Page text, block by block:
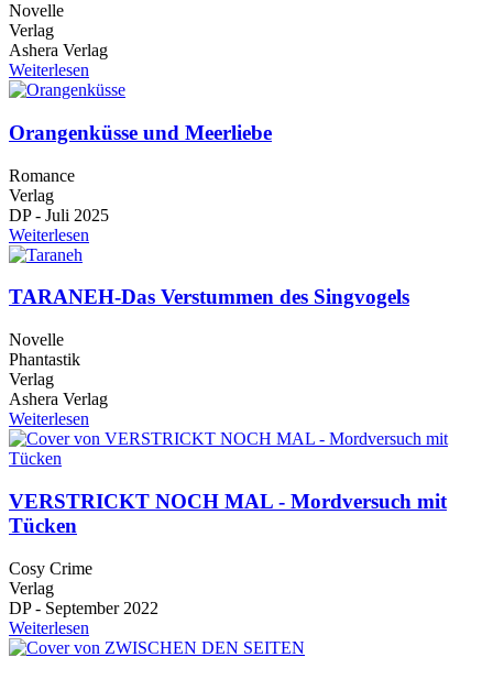
Novelle
Verlag
Ashera Verlag
Weiterlesen
Orangenküsse und Meerliebe
Romance
Verlag
DP - Juli 2025
Weiterlesen
TARANEH-Das Verstummen des Singvogels
Novelle
Phantastik
Verlag
Ashera Verlag
Weiterlesen
VERSTRICKT NOCH MAL - Mordversuch mit
Tücken
Cosy Crime
Verlag
DP - September 2022
Weiterlesen